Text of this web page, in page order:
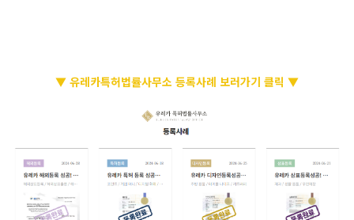
▼ 유레카특허법률사무소 등록사례 보러가기 클릭 ▼